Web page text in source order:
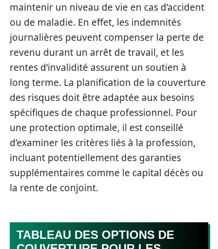
maintenir un niveau de vie en cas d’accident
ou de maladie. En effet, les indemnités
journalières peuvent compenser la perte de
revenu durant un arrêt de travail, et les
rentes d’invalidité assurent un soutien à
long terme. La planification de la couverture
des risques doit être adaptée aux besoins
spécifiques de chaque professionnel. Pour
une protection optimale, il est conseillé
d’examiner les critères liés à la profession,
incluant potentiellement des garanties
supplémentaires comme le capital décès ou
la rente de conjoint.
TABLEAU DES OPTIONS DE